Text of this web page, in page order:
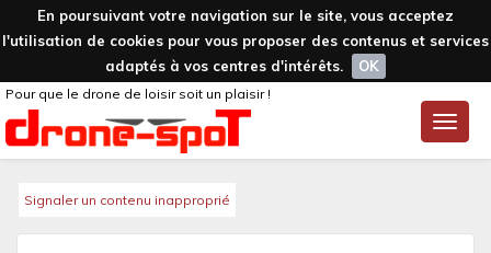
En poursuivant votre navigation sur le site, vous acceptez
l'utilisation de cookies pour vous proposer des contenus et services
adaptés à vos centres d'intérêts.
OK
Toggle
Pour que le drone de loisir soit un plaisir !
Signaler un contenu inapproprié